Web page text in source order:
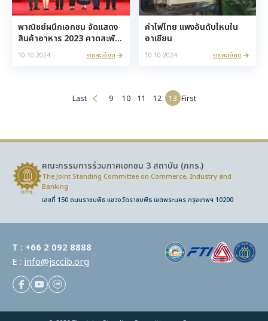
พาณิชย์ผนึกเอกชน จัดแสดง
สินค้าอาหาร 2023 คาดสะพัด
70,000 ล้าน
10.10.2024 รายละเอียด
ค่าไฟไทย แพงอันดับไหนใน
อาเซียน
10.10.2024 รายละเอียด
Last 9 10 11 12 13 First
คณะกรรมการร่วมภาคเอกชน 3 สถาบัน (กกร.)
The Joint Standing Committee on Commerce, Industry and
Banking
เลขที่ 150 ถนนราชบพิธ แขวงวัดราชบพิธ เขตพระนคร กรุงเทพฯ 10200
T : +66 2 092 8888
E : info@jsccib.org